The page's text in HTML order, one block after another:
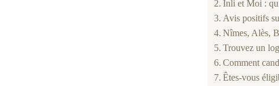
Inli et Moi :
Avis positifs
Nîmes, Alès,
Trouvez un
Comment
Êtes-vous